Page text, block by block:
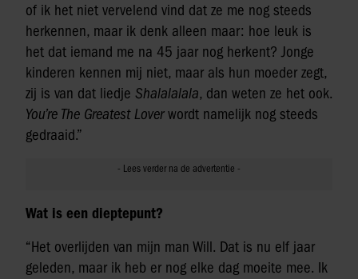
of ik het niet vervelend vind dat ze me nog steeds
herkennen, maar ik denk alleen maar: hoe leuk is
het dat iemand me na 45 jaar nog herkent? Jonge
kinderen kennen mij niet, maar als hun moeder zegt,
zij is van dat liedje Shalalalala, dan weten ze het ook.
You’re The Greatest Loverwordt namelijk nog steeds
gedraaid.”
Wat is een dieptepunt?
“Het overlijden van mijn man Will. Dat is nu elf jaar
geleden, maar ik heb er nog elke dag moeite mee. Ik